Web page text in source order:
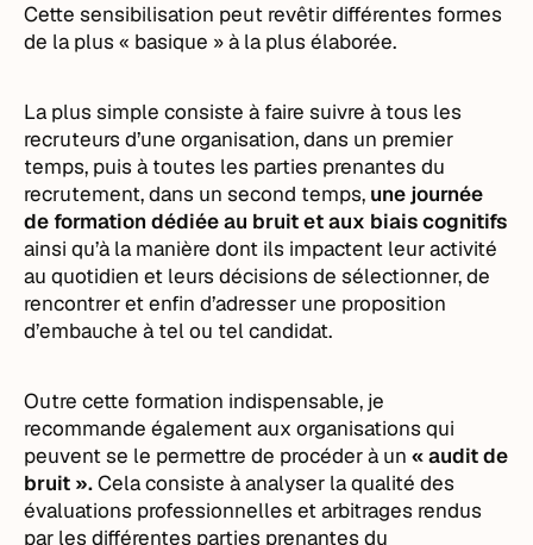
Cette sensibilisation peut revêtir différentes formes
de la plus « basique » à la plus élaborée.
La plus simple consiste à faire suivre à tous les
recruteurs d’une organisation, dans un premier
temps, puis à toutes les parties prenantes du
recrutement, dans un second temps, une journée
de formation dédiée au bruit et aux biais cognitifs
ainsi qu’à la manière dont ils impactent leur activité
au quotidien et leurs décisions de sélectionner, de
rencontrer et enfin d’adresser une proposition
d’embauche à tel ou tel candidat.
Outre cette formation indispensable, je
recommande également aux organisations qui
peuvent se le permettre de procéder à un« audit de
bruit ».Cela consiste àanalyser la qualité des
évaluations professionnelles et arbitrages rendus
par les différentes parties prenantes du